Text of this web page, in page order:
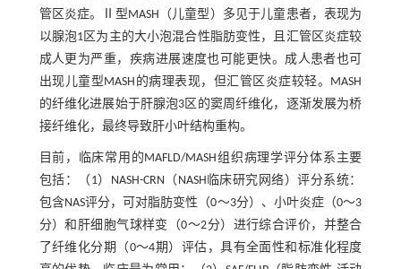
管区炎症。Ⅱ型MASH（儿童型）多见于儿童患者，表现为
以腺泡1区为主的大小泡混合性脂肪变性，且汇管区炎症较
成人更为严重，疾病进展速度也可能更快。成人患者也可
出现儿童型MASH的病理表现，但汇管区炎症较轻。MASH
的纤维化进展始于肝腺泡3区的窦周纤维化，逐渐发展为桥
接纤维化，最终导致肝小叶结构重构。
目前，临床常用的MAFLD/MASH组织病理学评分体系主要
包括：（1）NASH-CRN（NASH临床研究网络）评分系统：
包含NAS评分，可对脂肪变性（0～3分）、小叶炎症（0～3
分）和肝细胞气球样变（0～2分）进行综合评价，并整合
了纤维化分期（0～4期）评估，具有全面性和标准化程度